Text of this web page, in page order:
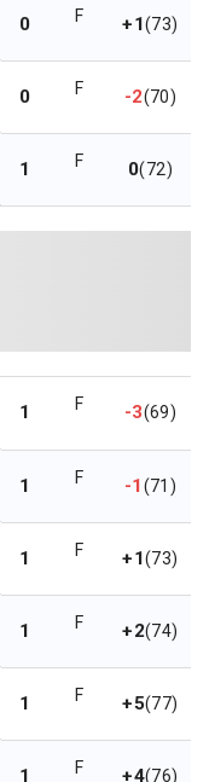
0 F +1(73)
0 F -2(70)
1 F 0(72)
1 F -3(69)
1 F -1(71)
1 F +1(73)
1 F +2(74)
1 F +5(77)
1 F +4(76)